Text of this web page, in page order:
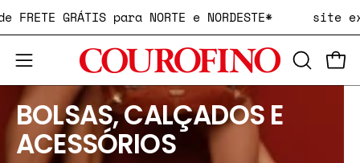
Pular
conteúdo
FRETE GRÁTIS para NORTE e NORDESTE*
Abra
o
menu
de
navegação
ABRA
A
BOLSAS, CALÇADOS E
ACESSÓRIOS